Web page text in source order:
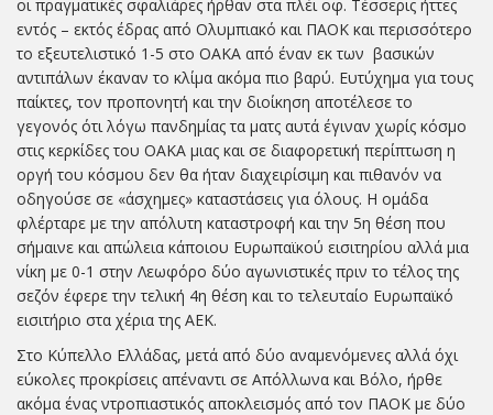
οι πραγματικές σφαλιάρες ήρθαν στα πλέι οφ. Τέσσερις ήττες
εντός – εκτός έδρας από Ολυμπιακό και ΠΑΟΚ και περισσότερο
το εξευτελιστικό 1-5 στο ΟΑΚΑ από έναν εκ των βασικών
αντιπάλων έκαναν το κλίμα ακόμα πιο βαρύ. Ευτύχημα για τους
παίκτες, τον προπονητή και την διοίκηση αποτέλεσε το
γεγονός ότι λόγω πανδημίας τα ματς αυτά έγιναν χωρίς κόσμο
στις κερκίδες του ΟΑΚΑ μιας και σε διαφορετική περίπτωση η
οργή του κόσμου δεν θα ήταν διαχειρίσιμη και πιθανόν να
οδηγούσε σε «άσχημες» καταστάσεις για όλους. Η ομάδα
φλέρταρε με την απόλυτη καταστροφή και την 5η θέση που
σήμαινε και απώλεια κάποιου Ευρωπαϊκού εισιτηρίου αλλά μια
νίκη με 0-1 στην Λεωφόρο δύο αγωνιστικές πριν το τέλος της
σεζόν έφερε την τελική 4η θέση και το τελευταίο Ευρωπαϊκό
εισιτήριο στα χέρια της ΑΕΚ.
Στο Κύπελλο Ελλάδας, μετά από δύο αναμενόμενες αλλά όχι
εύκολες προκρίσεις απέναντι σε Απόλλωνα και Βόλο, ήρθε
ακόμα ένας ντροπιαστικός αποκλεισμός από τον ΠΑΟΚ με δύο